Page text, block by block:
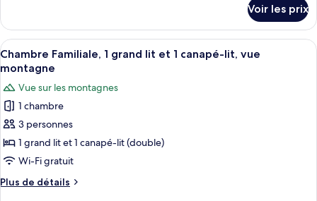
grand
lit,
vue
montagne
le
type
de
chambre
Chambre
Deluxe,
grand
lit,
vue
Voir les prix
Afficher
toutes
photos
pour
ce
type
de
chambre :
Chambre
Une chambre d’hôtel avec un lit,
4
Chambre Familiale, 1 grand lit et 1 canapé-lit, vue
montagne
Vue sur les montagnes
1 chambre
3 personnes
1 grand lit et 1 canapé-lit (double)
Wi-Fi gratuit
Plus de détails
Plus